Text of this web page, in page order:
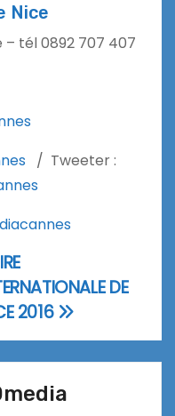
Nice
– tél 0892 707 407
/ Tweeter :
DE
2016